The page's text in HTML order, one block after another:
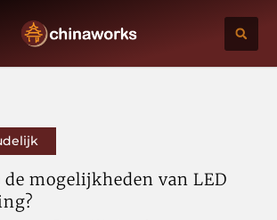
mogelijkheden van LED